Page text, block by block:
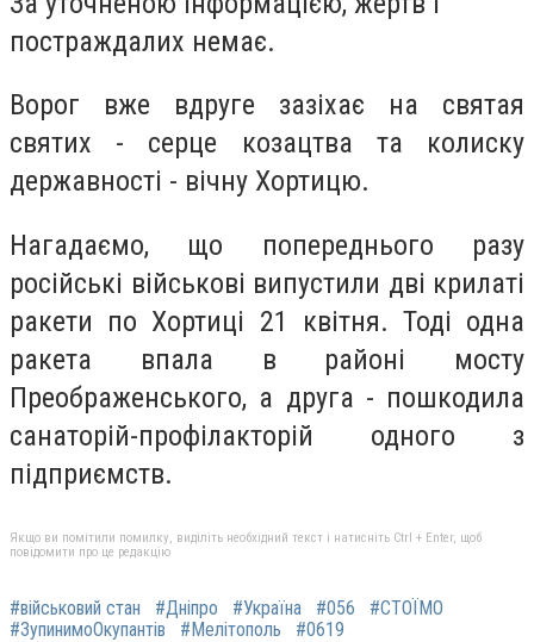
постраждалих немає.
Ворог вже вдруге зазіхає на святая
святих - серце козацтва та колиску
державності - вічну Хортицю.
Нагадаємо, що попереднього разу
російські військові випустили дві крилаті
ракети по Хортиці 21 квітня. Тоді одна
ракета впала в районі мосту
Преображенського, а друга - пошкодила
санаторій-профілакторій одного з
підприємств.
Якщо ви помітили помилку, виділіть необхідний текст і натисніть Ctrl + Enter, щоб
повідомити про це редакцію
#військовий стан #Дніпро #Україна #056
#СТОЇМО
#ЗупинимоОкупантів
#Мелітополь #0619